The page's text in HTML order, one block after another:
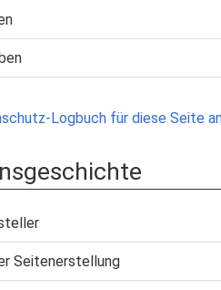
Logbuch für diese Seite
Seitenerstellung